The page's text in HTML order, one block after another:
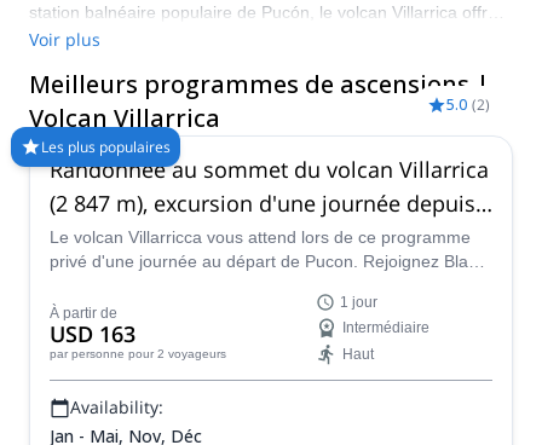
station balnéaire populaire de Pucón, le volcan Villarrica offre
une expérience d'alpinisme unique et intéressante.
d'aptitudes techniques, tout en offrant des vues imprenables
en route vers le sommet ! Comparez et réservez un guide
certifié pour votre programme sur Explore-Share.com : Plus de
1500 guides, plus de 70 pays et plus de 8000 programmes
différents à choisir. Faites votre choix parmi notre sélection de
programmes d'escalade au Volcan Villarrica. Les montagnes
vous appellent !
Voir plus
Meilleurs programmes de ascensions |
Volcan Villarrica
Les plus populaires
5.0 (2)
Randonnée au sommet du volcan Villarrica
(2 847 m), excursion d'une journée depuis
Pucón.
Le volcan Villarricca vous attend lors de ce programme
privé d'une journée au départ de Pucon. Rejoignez Blas,
Chili.
À partir de
USD 163
par personne pour 2 voyageurs
1 jour
Intermédiaire
Haut
Availability:
Jan - Mai, Nov, Déc